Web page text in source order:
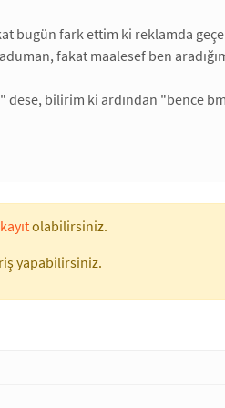
bugün fark ettim ki reklamda
fakat maalesef ben
bilirim ki ardından "bence
kayıtolabilirsiniz.
yapabilirsiniz.